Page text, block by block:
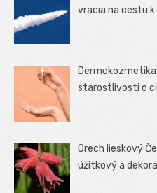
vracia na cestu k
starostlivosti o
Orech lieskový
úžitkový a